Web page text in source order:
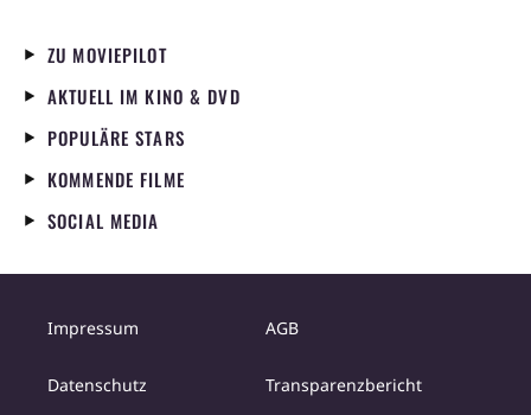
ZU MOVIEPILOT
AKTUELL IM KINO & DVD
POPULÄRE STARS
KOMMENDE FILME
SOCIAL MEDIA
Impressum AGB
Datenschutz Transparenzbericht